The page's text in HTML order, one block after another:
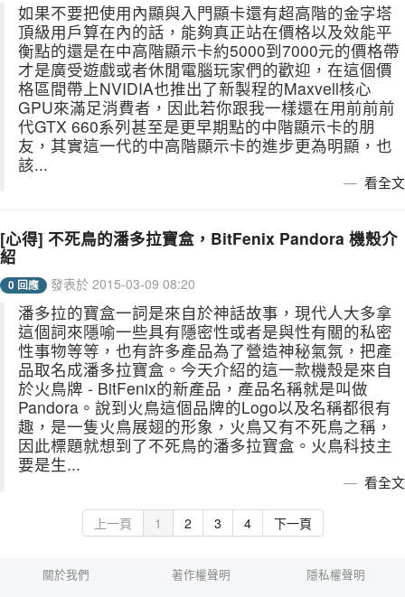
如果不要把使用內顯與入門顯卡還有超高階的金字塔
頂級用戶算在內的話，能夠真正站在價格以及效能平
衡點的還是在中高階顯示卡約5000到7000元的價格帶
才是廣受遊戲或者休閒電腦玩家們的歡迎，在這個價
格區間帶上NVIDIA也推出了新製程的Maxvell核心
GPU來滿足消費者，因此若你跟我一樣還在用前前前
代GTX 660系列甚至是更早期點的中階顯示卡的朋
友，其實這一代的中高階顯示卡的進步更為明顯，也
該...
看全文
[心得] 不死鳥的潘多拉寶盒，BitFenix Pandora 機殼介
紹
0 回應 發表於 2015-03-09 08:20
潘多拉的寶盒一詞是來自於神話故事，現代人大多拿
這個詞來隱喻一些具有隱密性或者是與性有關的私密
性事物等等，也有許多產品為了營造神秘氣氛，把產
品取名成潘多拉寶盒。今天介紹的這一款機殼是來自
於火鳥牌 - BitFenix的新產品，產品名稱就是叫做
Pandora。說到火鳥這個品牌的Logo以及名稱都很有
趣，是一隻火鳥展翅的形象，火鳥又有不死鳥之稱，
因此標題就想到了不死鳥的潘多拉寶盒。火鳥科技主
要是生...
看全文
上一頁 1 2 3 4 下一頁
關於我們 著作權聲明 隱私權聲明